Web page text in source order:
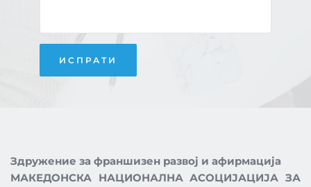
ИСПРАТИ
Здружение за франшизен развој и афирмација
МАКЕДОНСКА НАЦИОНАЛНА АСОЦИЈАЦИЈА ЗА